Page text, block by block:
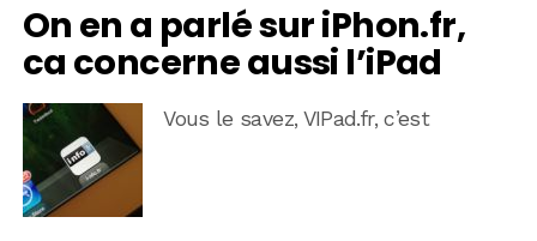
On en a parlé sur iPhon.fr,
ca concerne aussi l’iPad
Vous le savez, VIPad.fr, c’est